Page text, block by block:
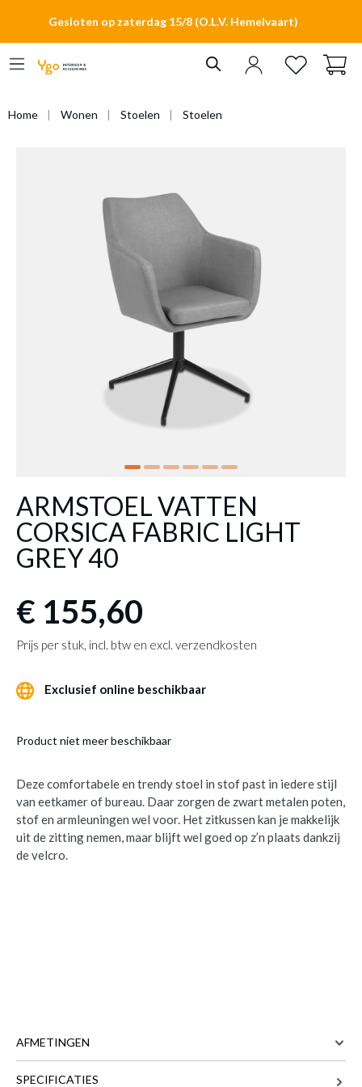
Gesloten op zaterdag 15/8 (O.L.V. Hemelvaart)
Home Wonen Stoelen Stoelen
ARMSTOEL VATTEN
CORSICA FABRIC LIGHT
GREY 40
€ 155,60
Prijs per stuk, incl. btw en excl. verzendkosten
Exclusief online beschikbaar
Product niet meer beschikbaar
Deze comfortabele en trendy stoel in stof past in iedere stijl
van eetkamer of bureau. Daar zorgen de zwart metalen poten,
stof en armleuningen wel voor. Het zitkussen kan je makkelijk
uit de zitting nemen, maar blijft wel goed op z’n plaats dankzij
de velcro.
AFMETINGEN
SPECIFICATIES